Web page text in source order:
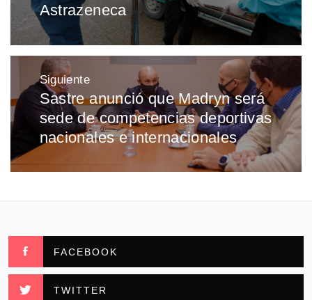
Astrazeneca
Siguiente
Entrada
siguiente:
Sastre anunció que Madryn será
sede de competencias deportivas
nacionales e internacionales
FACEBOOK
TWITTER